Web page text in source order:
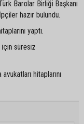
Barolar Birliği Başkanı
hazır bulundu.
yaptı.
için süresiz
hitaplarını